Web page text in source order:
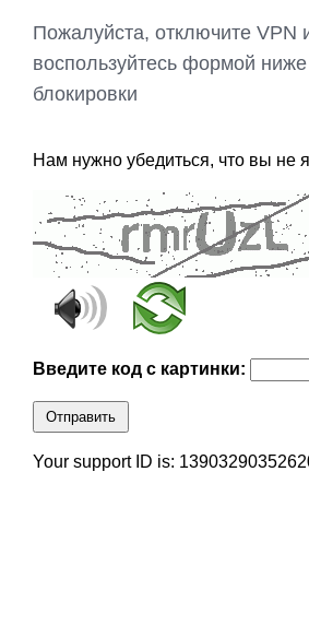
Пожалуйста, отключите VPN
воспользуйтесь формой
блокировки
Нам нужно убедиться, что вы не
Введите код с картинки:
Отправить
Your support ID is: